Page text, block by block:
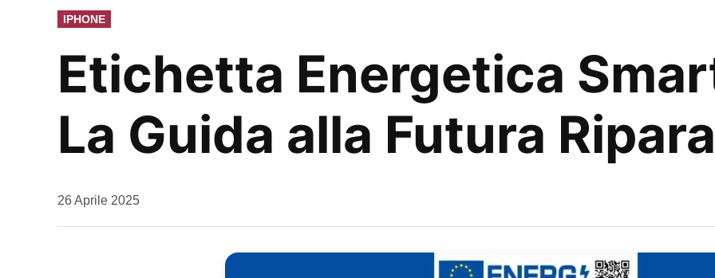
PUBBLICATO
IN
IPHONE
Etichetta Energetica
La Guida alla Futura
da
26 Aprile 2025